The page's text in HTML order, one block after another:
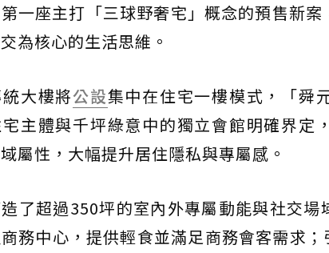
一座主打「三球野奢宅」概念的預售新
為核心的生活思維。
大樓將公設集中在住宅一樓模式，「舜
主體與千坪綠意中的獨立會館明確界定
屬性，大幅提升居住隱私與專屬感。
了超過350坪的室內外專屬動能與社交
務中心，提供輕食並滿足商務會客需求